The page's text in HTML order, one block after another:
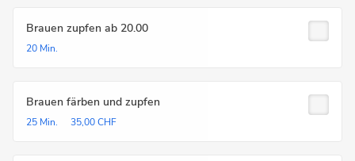
Brauen zupfen ab 20.00
20 Min.
Brauen färben und zupfen
25 Min. 35,00 CHF